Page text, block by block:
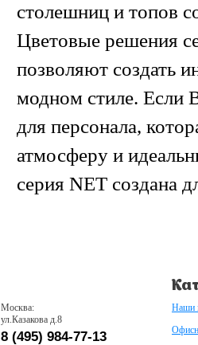
столешниц и топов
Цветовые решения
позволяют создать
модном стиле. Если
для персонала,
атмосферу и
серия NET создана
Москва:
ул.Казакова д.8
8 (495) 984-77-13
Наши